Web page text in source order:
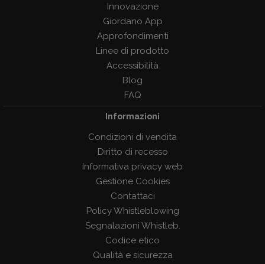
Innovazione
Giordano App
Approfondimenti
Linee di prodotto
Accessibilità
Blog
FAQ
Informazioni
Condizioni di vendita
Diritto di recesso
Informativa privacy web
Gestione Cookies
Contattaci
Policy Whistleblowing
Segnalazioni Whistleb.
Codice etico
Qualità e sicurezza